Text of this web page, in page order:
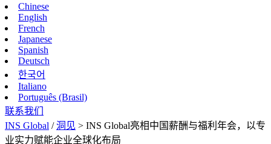
Chinese
English
French
Japanese
Spanish
Deutsch
한국어
Italiano
Português (Brasil)
联系我们
INS Global /洞见 > INS Global亮相中国薪酬与福利年会，以专
业实力赋能企业全球化布局